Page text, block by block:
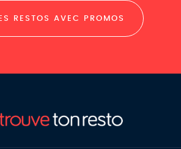
RESTOS AVEC PROMOS